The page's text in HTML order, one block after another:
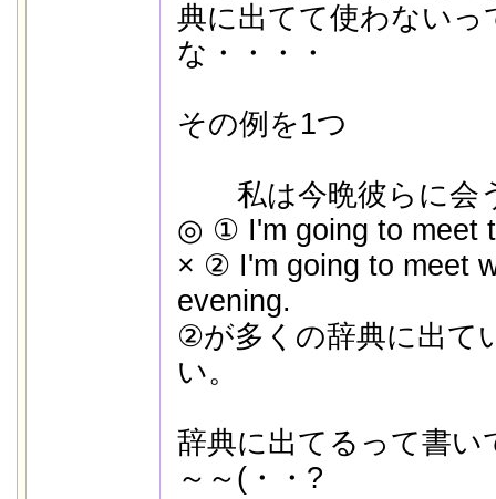
典に出てて使わないっ
な・・・・
その例を1つ
私は今晩彼らに会
◎ ① I'm going to meet
× ② I'm going to meet
evening.
②が多くの辞典に出て
い。
辞典に出てるって書
～～(・・?